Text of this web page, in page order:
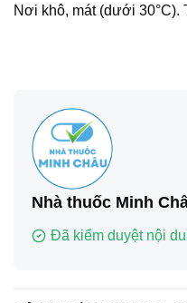
Nơi khô, mát (dưới 30°C).
Nhà thuốc Minh
Đã kiểm duyệt nội